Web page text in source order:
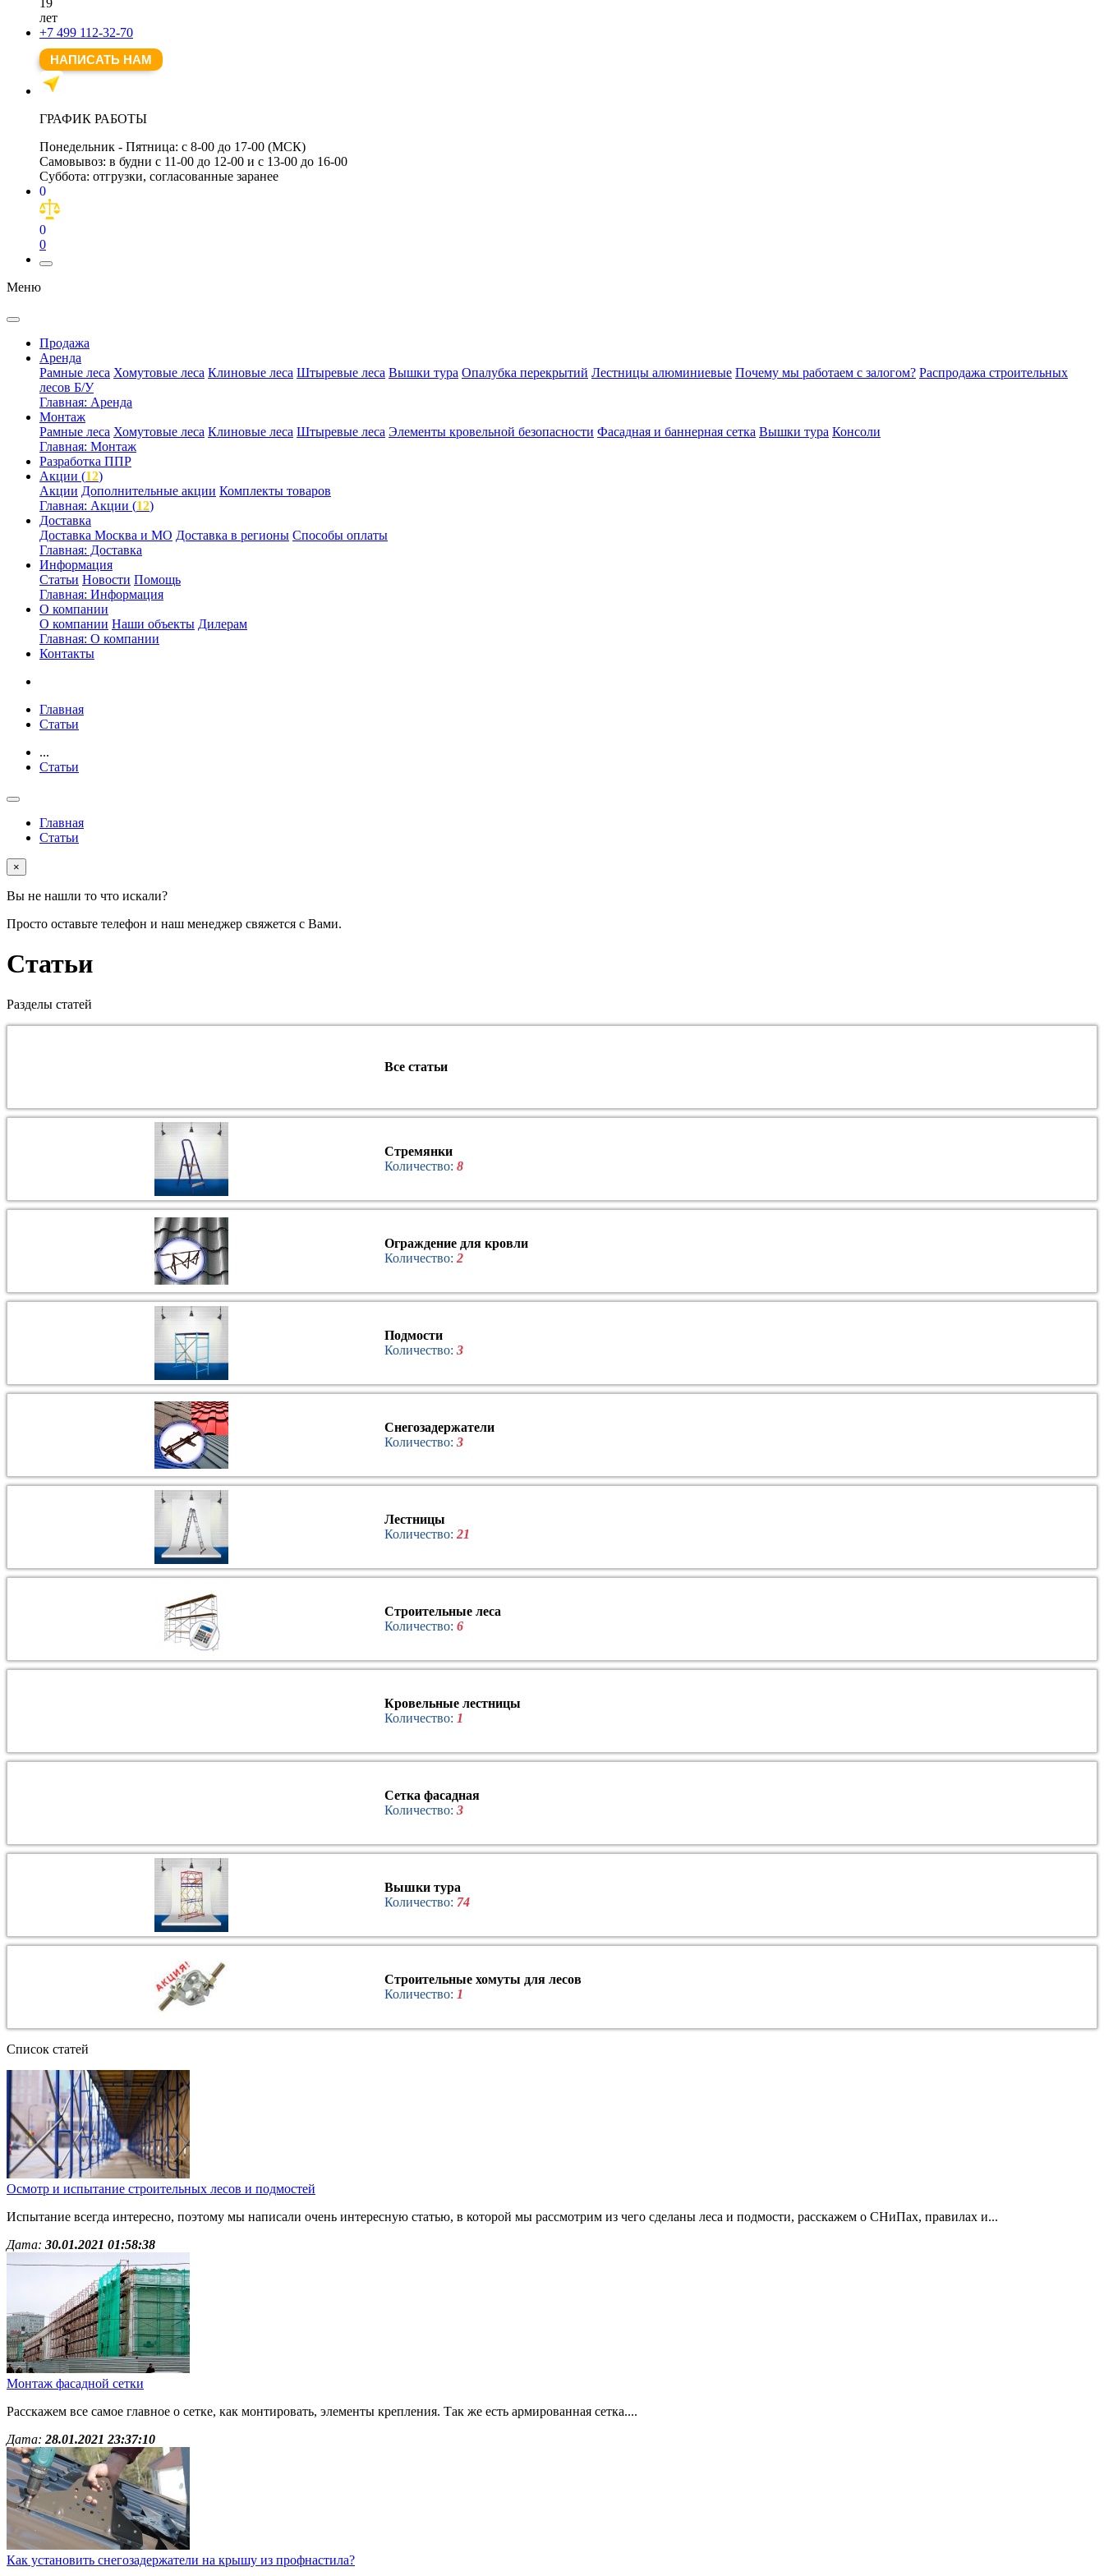
лет
+7 499 112-32-70
НАПИСАТЬ НАМ
ГРАФИК РАБОТЫ
Понедельник - Пятница: с 8-00 до 17-00 (МСК)
Самовывоз: в будни с 11-00 до 12-00 и с 13-00 до 16-00
Суббота: отгрузки, согласованные заранее
0
0
0
Меню
Продажа
Аренда
Рамные леса Хомутовые леса Клиновые леса Штыревые леса Вышки тура Опалубка перекрытий Лестницы алюминиевые Почему мы работаем с залогом? Распродажа строительных
лесов Б/У
Главная: Аренда
Монтаж
Рамные леса Хомутовые леса Клиновые леса Штыревые леса Элементы кровельной безопасности Фасадная и баннерная сетка Вышки тура Консоли
Главная: Монтаж
Разработка ППР
Акции (12)
Акции Дополнительные акции Комплекты товаров
Главная: Акции (12)
Доставка
Доставка Москва и МО Доставка в регионы Способы оплаты
Главная: Доставка
Информация
Статьи Новости Помощь
Главная: Информация
О компании
О компании Наши объекты Дилерам
Главная: О компании
Контакты
Главная
Статьи
...
Статьи
Главная
Статьи
×
Вы не нашли то что искали?
Просто оставьте телефон и наш менеджер свяжется с Вами.
Статьи
Разделы статей
Все статьи
Стремянки
Количество: 8
Ограждение для кровли
Количество: 2
Подмости
Количество: 3
Снегозадержатели
Количество: 3
Лестницы
Количество: 21
Строительные леса
Количество: 6
Кровельные лестницы
Количество: 1
Сетка фасадная
Количество: 3
Вышки тура
Количество: 74
Строительные хомуты для лесов
Количество: 1
Список статей
Осмотр и испытание строительных лесов и подмостей
Испытание всегда интересно, поэтому мы написали очень интересную статью, в которой мы рассмотрим из чего сделаны леса и подмости, расскажем о СНиПах, правилах и...
Дата: 30.01.2021 01:58:38
Монтаж фасадной сетки
Расскажем все самое главное о сетке, как монтировать, элементы крепления. Так же есть армированная сетка....
Дата: 28.01.2021 23:37:10
Как установить снегозадержатели на крышу из профнастила?